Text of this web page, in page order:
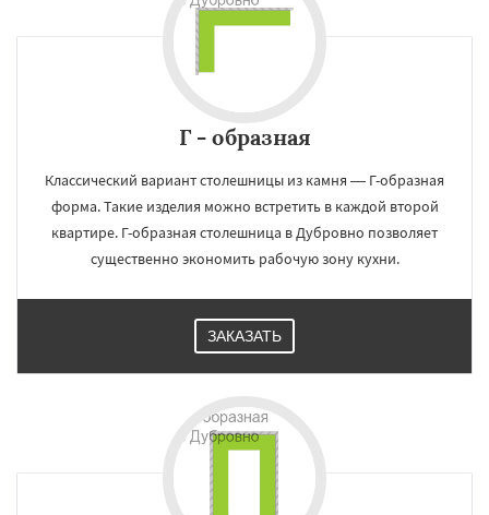
Г - образная
Классический вариант столешницы из камня — Г-образная
форма. Такие изделия можно встретить в каждой второй
квартире. Г-образная столешница в Дубровно позволяет
существенно экономить рабочую зону кухни.
ЗАКАЗАТЬ